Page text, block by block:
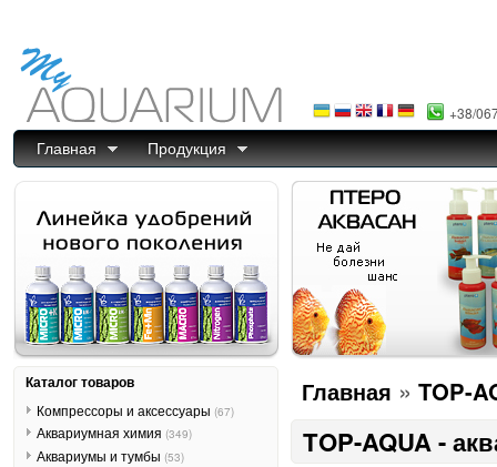
+38/
Главная Продукция
Главная » TOP-
TOP-AQUA -
Каталог товаров
Компрессоры и аксессуары (67)
Аквариумная химия (349)
Аквариумы и тумбы (53)